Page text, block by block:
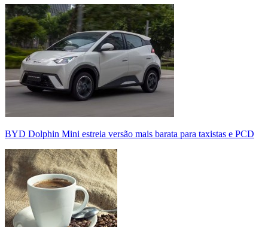
BYD Dolphin Mini estreia versão mais barata para taxistas e PCD